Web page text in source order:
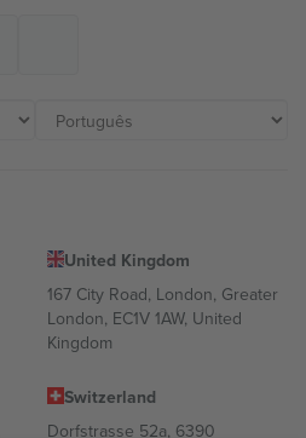
United Kingdom
167 City Road, London, Greater
London, EC1V 1AW, United
Kingdom
Switzerland
Dorfstrasse 52a, 6390